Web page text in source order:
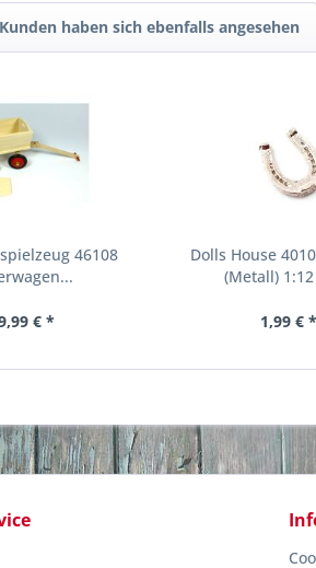
Kunden haben sich ebenfalls angesehen
46108
€ *
Dolls House
(Metall)
1,99 € *